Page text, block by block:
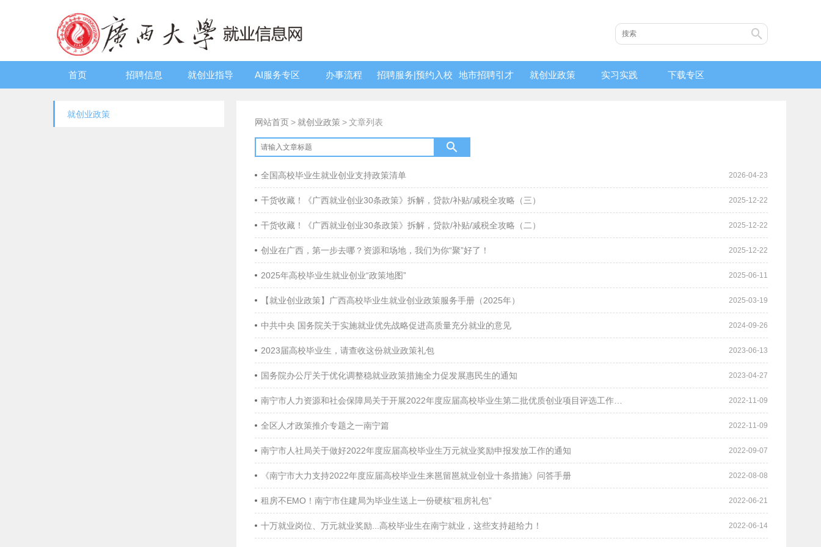
首页 招聘信息 就创业指导 AI服务专区 办事流程 招聘服务|预约入校 地市招聘引才 就创业政策 实习实践 下载专区
就创业政策
网站首页> 就创业政策 >文章列表
全国高校毕业生就业创业支持政策清单 2026-04-23
干货收藏！《广西就业创业30条政策》拆解，贷款/补贴/减税全攻略（三） 2025-12-22
干货收藏！《广西就业创业30条政策》拆解，贷款/补贴/减税全攻略（二） 2025-12-22
创业在广西，第一步去哪？资源和场地，我们为你“聚”好了！ 2025-12-22
2025年高校毕业生就业创业“政策地图” 2025-06-11
【就业创业政策】广西高校毕业生就业创业政策服务手册（2025年） 2025-03-19
中共中央 国务院关于实施就业优先战略促进高质量充分就业的意见 2024-09-26
2023届高校毕业生，请查收这份就业政策礼包 2023-06-13
国务院办公厅关于优化调整稳就业政策措施全力促发展惠民生的通知 2023-04-27
南宁市人力资源和社会保障局关于开展2022年度应届高校毕业生第二批优质创业项目评选工作的通知 2022-11-09
全区人才政策推介专题之一南宁篇 2022-11-09
南宁市人社局关于做好2022年度应届高校毕业生万元就业奖励申报发放工作的通知 2022-09-07
《南宁市大力支持2022年度应届高校毕业生来邕留邕就业创业十条措施》问答手册 2022-08-08
租房不EMO！南宁市住建局为毕业生送上一份硬核“租房礼包” 2022-06-21
十万就业岗位、万元就业奖励...高校毕业生在南宁就业，这些支持超给力！ 2022-06-14